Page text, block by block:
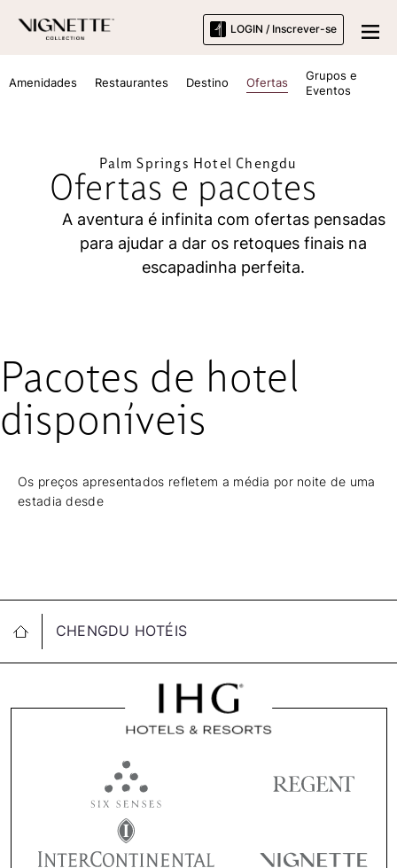
LOGIN / Inscrever-se
Amenidades Restaurantes Destino Ofertas
Grupos e
Eventos
Palm Springs Hotel Chengdu
Ofertas e pacotes
A aventura é infinita com ofertas pensadas
para ajudar a dar os retoques finais na
escapadinha perfeita.
Pacotes de hotel
disponíveis
Os preços apresentados refletem a média por noite de uma
estadia desde
CHENGDU HOTÉIS